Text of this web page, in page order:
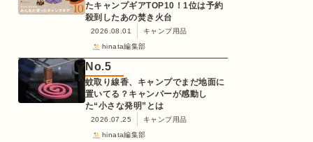
たキャンプギアTOP10！1位は予約
殺到したあの焚き火台
2026.08.01
キャンプ用品
hinata編集部
No.5
蚊取り線香、キャンプでまだ地面に
置いてる？キャンパーが感動し
た“小さな発明”とは
2026.07.25
キャンプ用品
hinata編集部